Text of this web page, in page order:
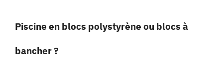
Piscine en blocs polystyrène ou blocs à
bancher ?